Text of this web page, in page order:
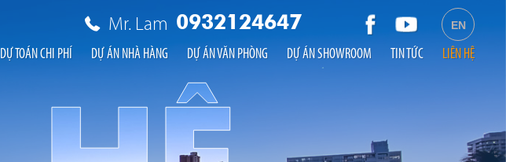
Mr. Lam 0932124647 EN
DỰ TOÁN CHI PHÍ DỰ ÁN NHÀ HÀNG DỰ ÁN VĂN PHÒNG DỰ ÁN SHOWROOM TIN TỨC LIÊN HỆ